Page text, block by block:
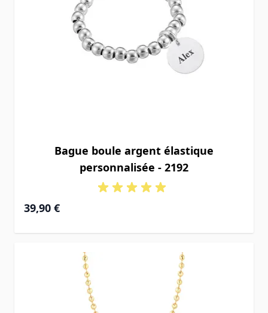
Bague boule argent élastique
personnalisée - 2192
39,90 €